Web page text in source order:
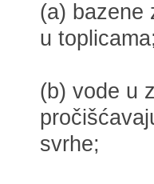
(a) bazene
u toplicama;
(b) vode u
svrhe;